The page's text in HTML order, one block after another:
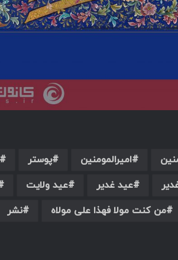
امیرالمومنین پوستر
عید غدیر عید ولایت
من کنت مولا فهذا علی مولاه نشر